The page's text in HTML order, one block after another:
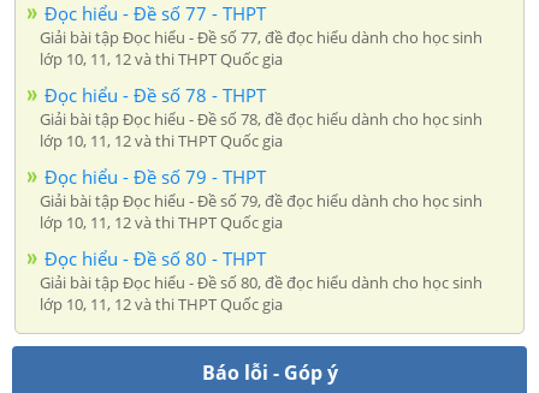
Đọc hiểu - Đề số 77 - THPT
Giải bài tập Đọc hiểu - Đề số 77, đề đọc hiểu dành cho học sinh
lớp 10, 11, 12 và thi THPT Quốc gia
Đọc hiểu - Đề số 78 - THPT
Giải bài tập Đọc hiểu - Đề số 78, đề đọc hiểu dành cho học sinh
lớp 10, 11, 12 và thi THPT Quốc gia
Đọc hiểu - Đề số 79 - THPT
Giải bài tập Đọc hiểu - Đề số 79, đề đọc hiểu dành cho học sinh
lớp 10, 11, 12 và thi THPT Quốc gia
Đọc hiểu - Đề số 80 - THPT
Giải bài tập Đọc hiểu - Đề số 80, đề đọc hiểu dành cho học sinh
lớp 10, 11, 12 và thi THPT Quốc gia
Báo lỗi - Góp ý